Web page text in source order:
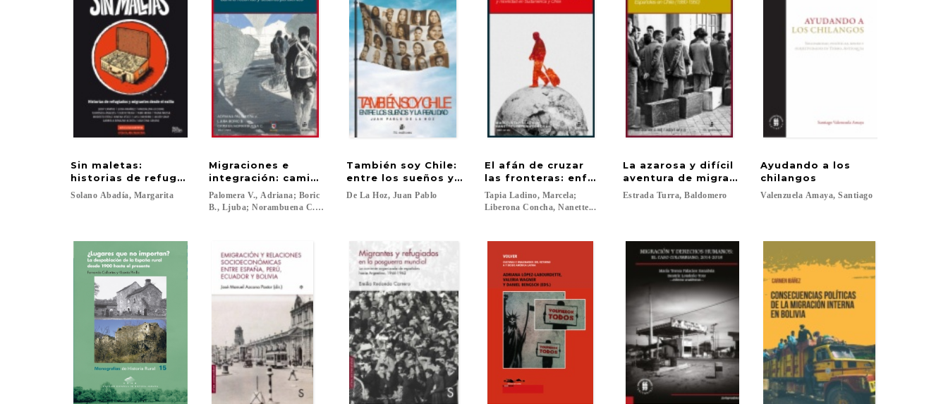
Sin maletas:
historias de refugiados y migrantes desde el exilio
Solano Abadía, Margarita
Migraciones e
integración: camino recorrido y desafíos pendientes
Palomera V., Adriana; Boric
B., Ljuba; Norambuena C., Carmen (eds.)...
También soy Chile:
entre los sueños y la realidad
De La Hoz, Juan Pablo
El afán de cruzar
las fronteras: enfoques transdisciplinarios sobre migraciones y movilidad en
Tapia Ladino, Marcela;
Liberona Concha, Nanette...
La azarosa y difícil
aventura de migrar: españoles en Chile (1880-1950)
Estrada Turra, Baldomero
Ayudando a los
chilangos
Valenzuela Amaya, Santiago